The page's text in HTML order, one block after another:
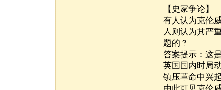
【史家争论】
有人认为克伦
人则认为其严
题的？
答案提示：这
英国国内时局
镇压革命中兴